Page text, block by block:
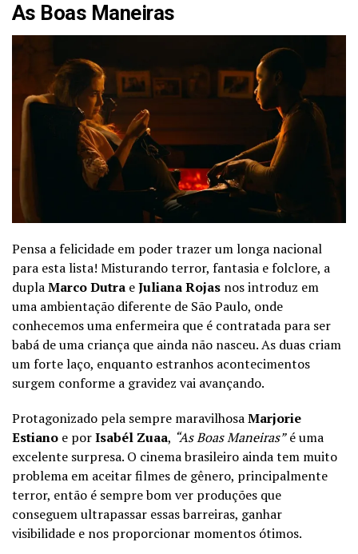
As Boas Maneiras
Pensa a felicidade em poder trazer um longa nacional
para esta lista! Misturando terror, fantasia e folclore, a
duplaMarco Dutra eJuliana Rojas nos introduz em
uma ambientação diferente de São Paulo, onde
conhecemos uma enfermeira que é contratada para ser
babá de uma criança que ainda não nasceu. As duas criam
um forte laço, enquanto estranhos acontecimentos
surgem conforme a gravidez vai avançando.
Protagonizado pela sempre maravilhosaMarjorie
Estiano e porIsabél Zuaa, “As Boas Maneiras”é uma
excelente surpresa. O cinema brasileiro ainda tem muito
problema em aceitar filmes de gênero, principalmente
terror, então é sempre bom ver produções que
conseguem ultrapassar essas barreiras, ganhar
visibilidade e nos proporcionar momentos ótimos.